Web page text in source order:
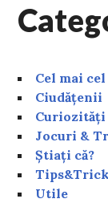
Cel mai cel
Ciudățenii
Curiozități
Jocuri &
Știați că?
Utile